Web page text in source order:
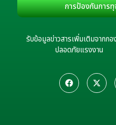
การป้องกันการ
รับข้อมูลข่าวสารเพิ่มเติมจากกอ
ปลอดภัยแรงงาน